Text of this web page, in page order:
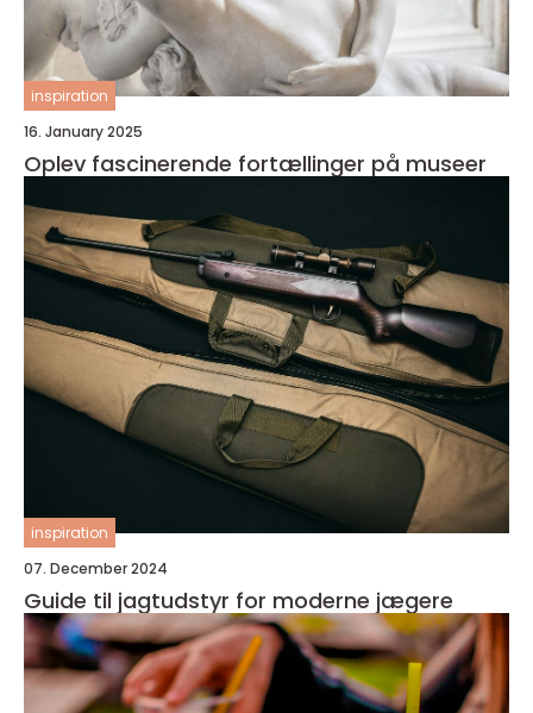
inspiration
16. January 2025
Oplev fascinerende fortællinger på museer
inspiration
07. December 2024
Guide til jagtudstyr for moderne jægere